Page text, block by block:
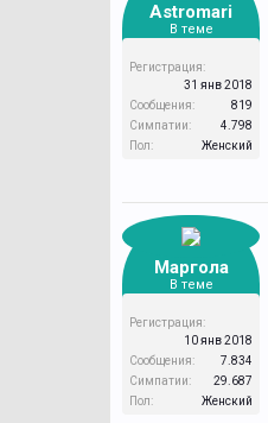
Astromari
В теме
Регистрация:
31 янв 2018
Сообщения:
819
Симпатии:
4.798
Пол:
Женский
Маргола
В теме
Регистрация:
10 янв 2018
Сообщения:
7.834
Симпатии:
29.687
Пол:
Женский